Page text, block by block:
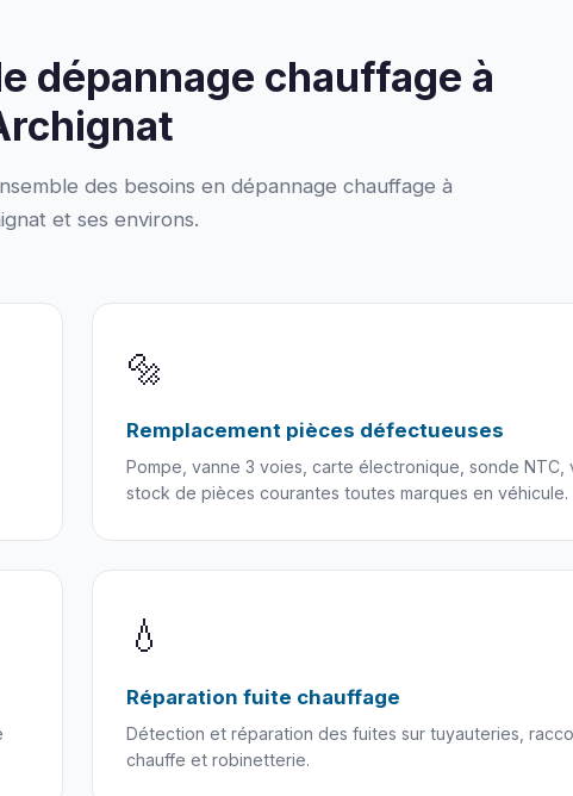
dépannage chauffage à
des besoins en dépannage chauffage à
et ses environs.
🔩
Remplacement pièces défectueuses
Pompe, vanne 3 voies, carte électronique, sonde NTC,
stock de pièces courantes toutes marques en véhicule.
💧
Réparation fuite chauffage
Détection et réparation des fuites sur tuyauteries,
chauffe et robinetterie.